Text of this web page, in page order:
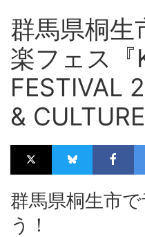
群馬県桐生
楽フェス『
FESTIVAL
&
群馬県桐生市
う！